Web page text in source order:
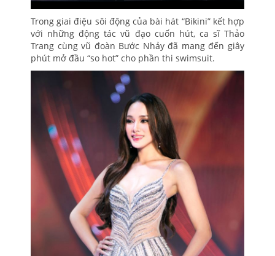
Trong giai điệu sôi động của bài hát “Bikini” kết hợp
với những động tác vũ đạo cuốn hút, ca sĩ Thảo
Trang cùng vũ đoàn Bước Nhảy đã mang đến giây
phút mở đầu “so hot” cho phần thi swimsuit.